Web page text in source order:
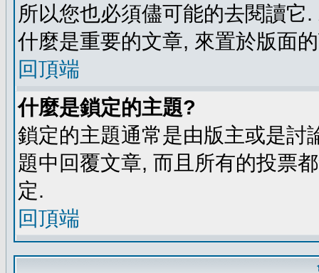
所以您也必須儘可能的去閱讀
什麼是重要的文章, 來置於版面
回頂端
什麼是鎖定的主題?
鎖定的主題通常是由版主或是討
題中回覆文章, 而且所有的投票
定.
回頂端